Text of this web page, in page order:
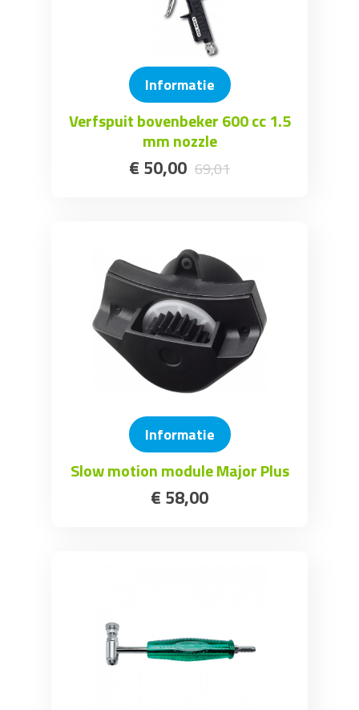
Informatie
Verfspuit bovenbeker 600 cc 1.5
mm nozzle
€ 50,00 69,01
Informatie
Slow motion module Major Plus
€ 58,00